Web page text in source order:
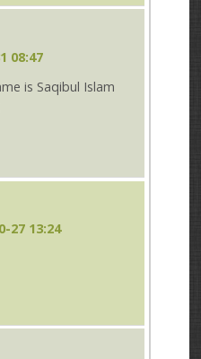
08:47
is Saqibul Islam
27 13:24